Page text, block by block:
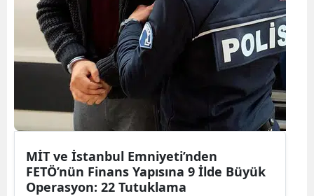
MİT ve İstanbul Emniyeti’nden
FETÖ’nün Finans Yapısına 9 İlde Büyük
Operasyon: 22 Tutuklama